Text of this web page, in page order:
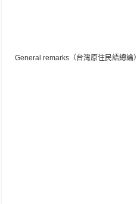
General remarks（台灣原住民語總論）